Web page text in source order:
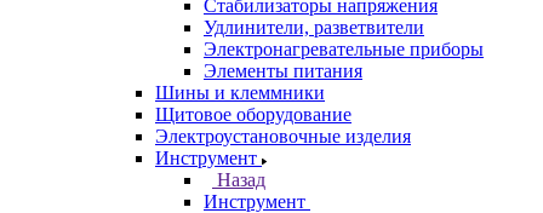
Стабилизаторы напряжения
Удлинители, разветвители
Электронагревательные приборы
Элементы питания
Шины и клеммники
Щитовое оборудование
Электроустановочные изделия
Инструмент
Назад
Инструмент